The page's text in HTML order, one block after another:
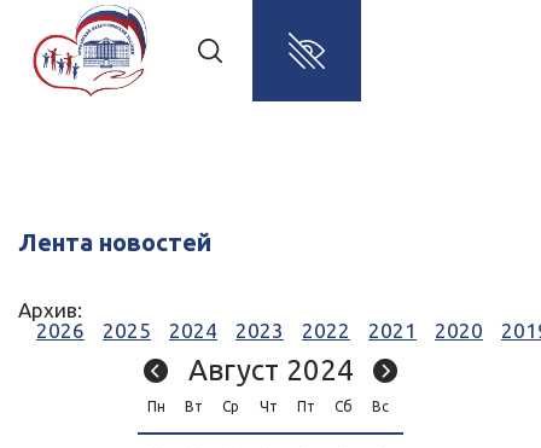
Лента новостей
Архив:
2026
2025 2024 2023 2022 2021 2020
Август 2024
Пн Вт Ср Чт Пт Сб Вс